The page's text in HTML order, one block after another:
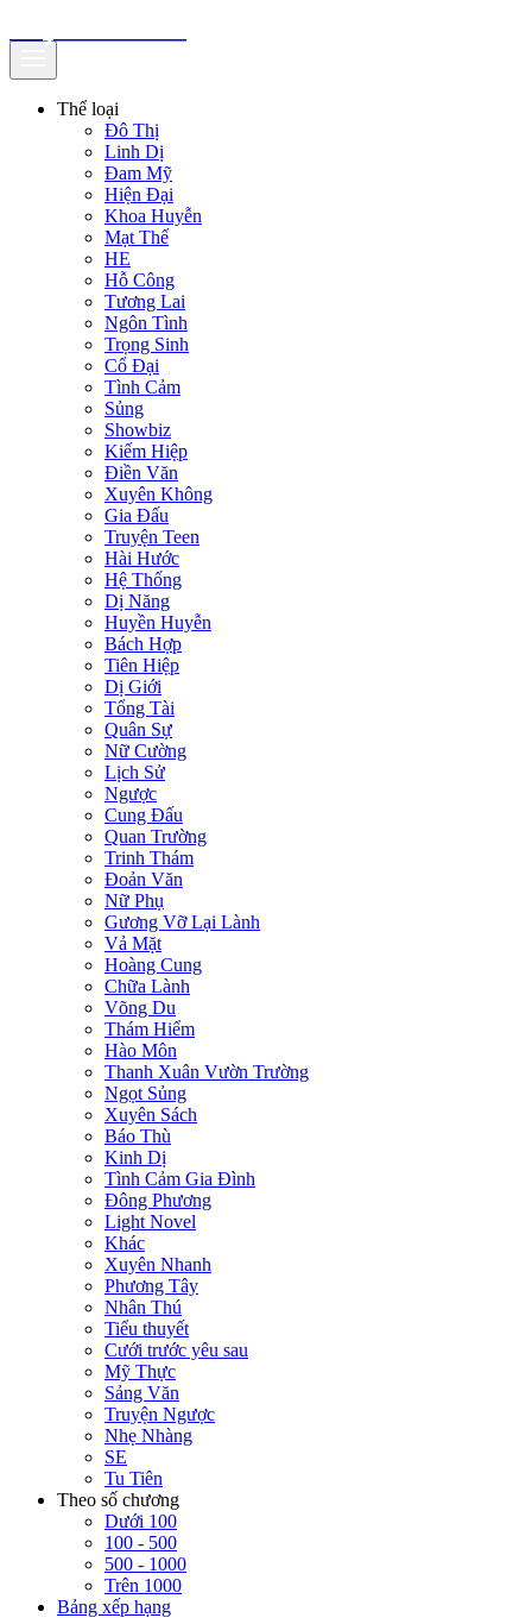
Thể loại
Đô Thị
Linh Dị
Đam Mỹ
Hiện Đại
Khoa Huyễn
Mạt Thế
HE
Hỗ Công
Tương Lai
Ngôn Tình
Trọng Sinh
Cổ Đại
Tình Cảm
Sủng
Showbiz
Kiếm Hiệp
Điền Văn
Xuyên Không
Gia Đấu
Truyện Teen
Hài Hước
Hệ Thống
Dị Năng
Huyền Huyễn
Bách Hợp
Tiên Hiệp
Dị Giới
Tổng Tài
Quân Sự
Nữ Cường
Lịch Sử
Ngược
Cung Đấu
Quan Trường
Trinh Thám
Đoản Văn
Nữ Phụ
Gương Vỡ Lại Lành
Vả Mặt
Hoàng Cung
Chữa Lành
Võng Du
Thám Hiểm
Hào Môn
Thanh Xuân Vườn Trường
Ngọt Sủng
Xuyên Sách
Báo Thù
Kinh Dị
Tình Cảm Gia Đình
Đông Phương
Light Novel
Khác
Xuyên Nhanh
Phương Tây
Nhân Thú
Tiểu thuyết
Cưới trước yêu sau
Mỹ Thực
Sảng Văn
Truyện Ngược
Nhẹ Nhàng
SE
Tu Tiên
Theo số chương
Dưới 100
100 - 500
500 - 1000
Trên 1000
Bảng xếp hạng